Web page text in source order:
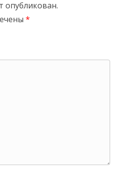
опубликован.
*